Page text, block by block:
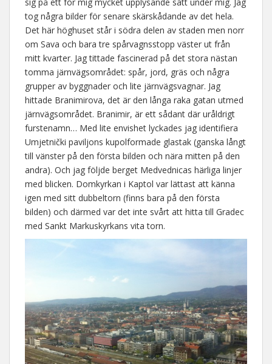
tog några bilder för senare skärskådande av det hela.
Det här höghuset står i södra delen av staden men norr
om Sava och bara tre spårvagnsstopp väster ut från
mitt kvarter. Jag tittade fascinerad på det stora nästan
tomma järnvägsområdet: spår, jord, gräs och några
grupper av byggnader och lite järnvägsvagnar. Jag
hittade Branimirova, det är den långa raka gatan utmed
järnvägsområdet. Branimir, är ett sådant där uråldrigt
furstenamn… Med lite envishet lyckades jag identifiera
Umjetnički paviljons kupolformade glastak (ganska långt
till vänster på den första bilden och nära mitten på den
andra). Och jag följde berget Medvednicas härliga linjer
med blicken. Domkyrkan i Kaptol var lättast att känna
igen med sitt dubbeltorn (finns bara på den första
bilden) och därmed var det inte svårt att hitta till Gradec
med Sankt Markuskyrkans vita torn.